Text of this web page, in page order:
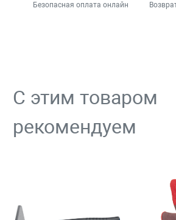
Безопасная оплата онлайн
С этим товаром
рекомендуем